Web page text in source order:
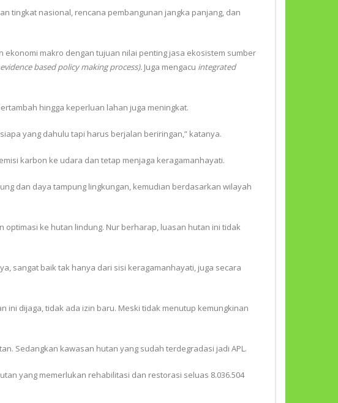
tingkat nasional, rencana pembangunan jangka panjang, dan
ekonomi makro dengan tujuan nilai penting jasa ekosistem sumber
based policy making process). Juga mengacu integrated
hingga keperluan lahan juga meningkat.
yang dahulu tapi harus berjalan beriringan,” katanya.
karbon ke udara dan tetap menjaga keragamanhayati.
dan daya tampung lingkungan, kemudian berdasarkan wilayah
ke hutan lindung. Nur berharap, luasan hutan ini tidak
sangat baik tak hanya dari sisi keragamanhayati, juga secara
ini dijaga, tidak ada izin baru. Meski tidak menutup kemungkinan
Sedangkan kawasan hutan yang sudah terdegradasi jadi APL.
yang memerlukan rehabilitasi dan restorasi seluas 8.036.504